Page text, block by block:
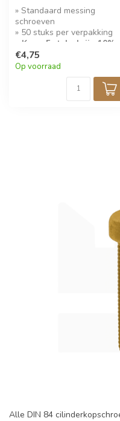
» Standaard messing
schroeven
» 50 stuks per verpakking
» Koop 5 stuks krijg 10%
korting!
€4,75
Op voorraad
Alle DIN 84